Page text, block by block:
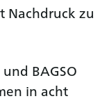
Nachdruck zu
BAGSO
in acht